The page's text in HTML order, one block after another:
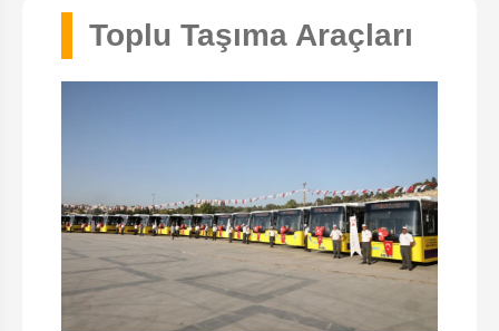
Toplu Taşıma Araçları